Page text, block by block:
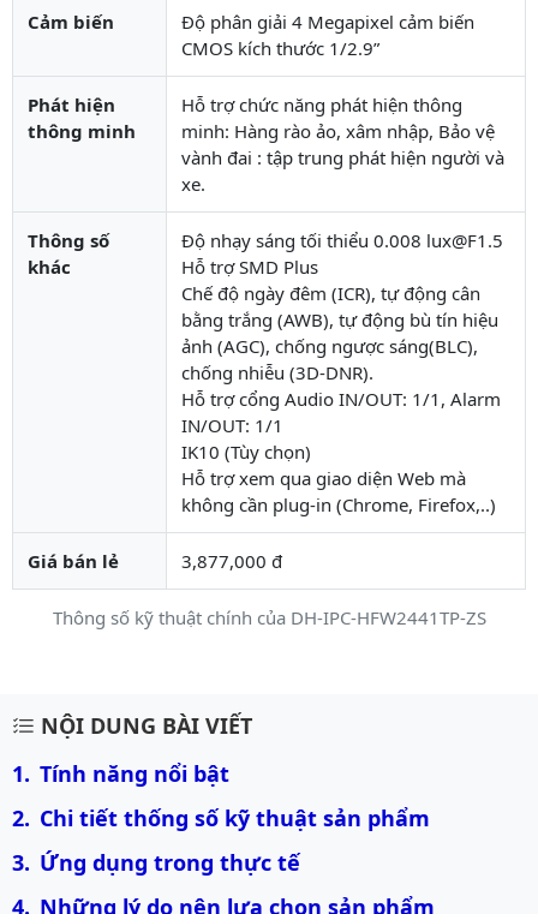
Thông số kỹ thuật chính của DH-IPC-HFW2441TP-ZS
Cảm biến
Độ phân giải 4 Megapixel cảm biến
CMOS kích thước 1/2.9”
Phát hiện
thông minh
Hỗ trợ chức năng phát hiện thông
minh: Hàng rào ảo, xâm nhập, Bảo vệ
vành đai : tập trung phát hiện người và
xe.
Thông số
khác
Độ nhạy sáng tối thiểu 0.008 lux@F1.5
Hỗ trợ SMD Plus
Chế độ ngày đêm (ICR), tự động cân
bằng trắng (AWB), tự động bù tín hiệu
ảnh (AGC), chống ngược sáng(BLC),
chống nhiễu (3D-DNR).
Hỗ trợ cổng Audio IN/OUT: 1/1, Alarm
IN/OUT: 1/1
IK10 (Tùy chọn)
Hỗ trợ xem qua giao diện Web mà
không cần plug-in (Chrome, Firefox,..)
Giá bán lẻ 3,877,000 đ
Mô tả chi tiết sản phẩm
NỘI DUNG BÀI VIẾT
Tính năng nổi bật
Chi tiết thống số kỹ thuật sản phẩm
Ứng dụng trong thực tế
Những lý do nên lựa chọn sản phẩm